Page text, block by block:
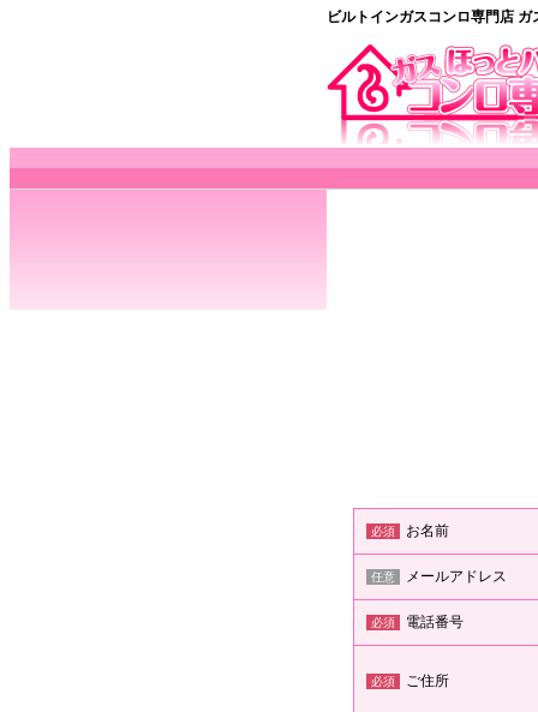
ビルトインガスコンロ専門店
必須 お名前
任意 メールアドレス
必須 電話番号
必須 ご住所